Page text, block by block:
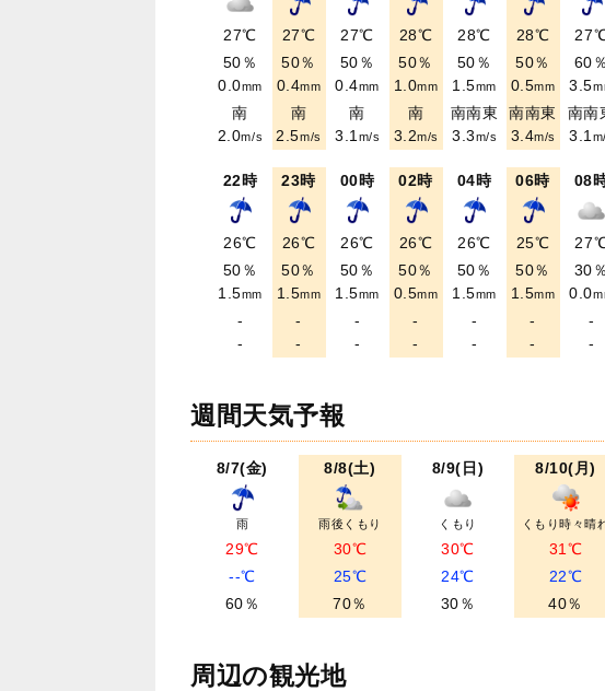
27℃
50％
0.0mm
南
2.0m/s
27℃
50％
0.4mm
南
2.5m/s
27℃
50％
0.4mm
南
3.1m/s
28℃
50％
1.0mm
南
3.2m/s
28℃
50％
1.5mm
南南東
3.3m/s
28℃
50％
0.5mm
南南東
3.4m/s
60％
3.5
南南
3.1
22時
26℃
50％
1.5mm
-
-
23時
26℃
50％
1.5mm
-
-
00時
26℃
50％
1.5mm
-
-
02時
26℃
50％
0.5mm
-
-
04時
26℃
50％
1.5mm
-
-
06時
25℃
50％
1.5mm
-
-
08
30％
0.0
-
-
週間天気予報
8/7(金)
雨
29℃
--℃
60％
8/8(土)
雨後くもり
30℃
25℃
70％
8/9(日)
くもり
30℃
24℃
30％
8/10(月)
くもり時々晴
31℃
22℃
40％
周辺の観光地